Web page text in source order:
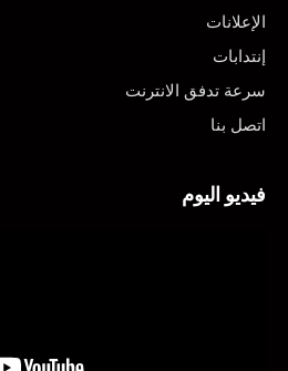
الإعلانات
إنتدابات
سرعة تدفق الانترنت
اتصل بنا
فيديو اليوم